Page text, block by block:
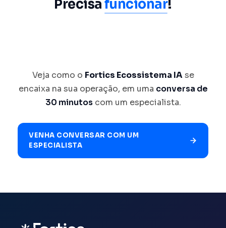
Precisafuncionar!
Veja como o Fortics Ecossistema IAse
encaixa na sua operação, em uma conversa de
30 minutoscom um especialista.
VENHA CONVERSAR COM UM
ESPECIALISTA